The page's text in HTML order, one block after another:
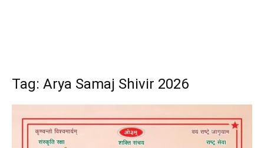
Tag: Arya Samaj Shivir 2026